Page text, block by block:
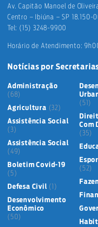
Av. Capitão Manoel de
Centro – Ibiúna – SP 18.150-
Tel: (15) 3248-9900
Horário de Atendimento:
Notícias por
Administração
(68)
Agricultura (32)
Assistência Social
(3)
Assistência Social
(49)
Boletim Covid-19
(5)
Defesa Civil (1)
Desenvolvimento
Econômico
(50)
(51)
Com
(35)
(52)